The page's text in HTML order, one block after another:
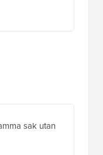
sak utan